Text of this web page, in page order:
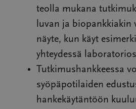
teolla mukana
luvan ja biopankkiakin
näyte, kun käyt
yhteydessä
Tutkimushankkeessa
syöpäpotilaiden
hankekäytäntöön